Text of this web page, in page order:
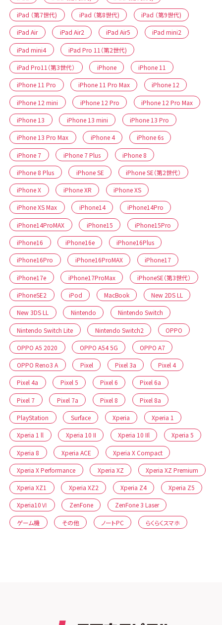
iPad （第7世代) iPad （第8世代) iPad （第9世代)
iPad Air iPad Air2 iPad Air5 iPad mini2
iPad mini4 iPad Pro 11（第2世代)
iPad Pro11（第3世代） iPhone iPhone 11
iPhone 11 Pro iPhone 11 Pro Max iPhone 12
iPhone 12 mini iPhone 12 Pro iPhone 12 Pro Max
iPhone 13 iPhone 13 mini iPhone 13 Pro
iPhone 13 Pro Max iPhone 4 iPhone 6s
iPhone 7 iPhone 7 Plus iPhone 8
iPhone 8 Plus iPhone SE iPhone SE（第2世代）
iPhone X iPhone XR iPhone XS
iPhone XS Max iPhone14 iPhone14Pro
iPhone14ProMAX iPhone15 iPhone15Pro
iPhone16 iPhone16e iPhone16Plus
iPhone16Pro iPhone16ProMAX iPhone17
iPhone17e iPhone17ProMax iPhoneSE（第3世代）
iPhoneSE2 iPod MacBook New 2DS LL
New 3DS LL Nintendo Nintendo Switch
Nintendo Switch Lite Nintendo Switch2 OPPO
OPPO A5 2020 OPPO A54 5G OPPO A7
OPPO Reno3 A Pixel Pixel 3a Pixel 4
Pixel 4a Pixel 5 Pixel 6 Pixel 6a
Pixel 7 Pixel 7a Pixel 8 Pixel 8a
PlayStation Surface Xperia Xperia 1
Xperia 1 ll Xperia 10 II Xperia 10 IIl Xperia 5
Xperia 8 Xperia ACE Xperia X Compact
Xperia X Performance Xperia XZ Xperia XZ Premium
Xperia XZ1 Xperia XZ2 Xperia Z4 Xperia Z5
Xperia10Ⅵ ZenFone ZenFone 3 Laser
ゲーム機 その他 ノートPC らくらくスマホ